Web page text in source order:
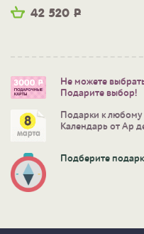
42 520 Р
Не можете
Подарите выбор!
Подарки к любому
Календарь от Ар
Подберите